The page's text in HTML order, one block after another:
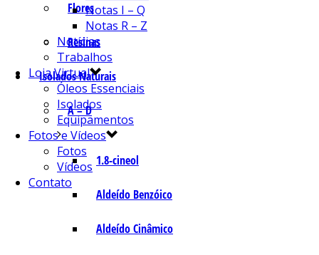
Flores
Resinas
Isolados Naturais
A – D
1.8-cineol
Aldeído Benzóico
Aldeído Cinâmico
Notas I – Q
Notas R – Z
Notícias
Trabalhos
Loja Virtual
Óleos Essenciais
Isolados
Equipamentos
Fotos e Vídeos
Fotos
Vídeos
Contato